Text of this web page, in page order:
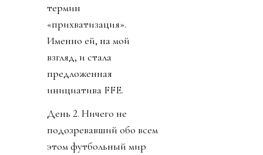
термин
«прихватизация».
Именно ей, на мой
взгляд, и стала
предложенная
инициатива FFE.
День 2. Ничего не
подозревавший обо всем
этом футбольный мир